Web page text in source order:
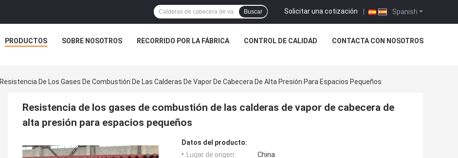
Spanish
Solicitar una cotización |
Buscar
PRODUCTOS SOBRE NOSOTROS RECORRIDO POR LA FÁBRICA CONTROL DE CALIDAD CONTACTA CON NOSOTROS
Resistencia De Los Gases De Combustión De Las Calderas De Vapor De Cabecera De Alta Presión Para Espacios Pequeños
Resistencia de los gases de combustión de las calderas de vapor de cabecera de
alta presión para espacios pequeños
Datos del producto:
Lugar de origen:
China.